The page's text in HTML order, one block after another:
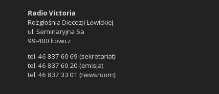
Radio Victoria
Rozgłośnia Diecezji Łowickiej
ul. Seminaryjna 6a
99-400 Łowicz
tel. 46 837 60 69 (sekretariat)
tel. 46 837 60 20 (emisja)
tel. 46 837 33 01 (newsroom)